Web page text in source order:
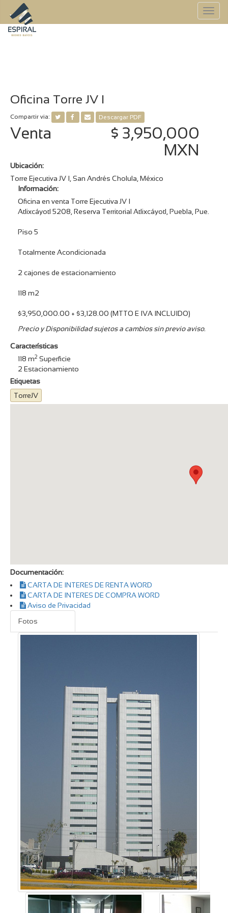
Oficina Torre JV I
Compartir via: Descargar PDF
Venta
$ 3,950,000
MXN
Ubicación:
Torre Ejecutiva JV I, San Andrés Cholula, México
Información:
Oficina en venta Torre Ejecutiva JV I
Atlixcáyotl 5208, Reserva Territorial Atlixcáyotl, Puebla, Pue.
Piso 5
Totalmente Acondicionada
2 cajones de estacionamiento
118 m2
$3,950,000.00 + $3,128.00 (MTTO E IVA INCLUIDO)
Precio y Disponibilidad sujetos a cambios sin previo aviso.
Características
118 m2 Superficie
2 Estacionamiento
Etiquetas
TorreJV
Documentación:
CARTA DE INTERES DE RENTA WORD
CARTA DE INTERES DE COMPRA WORD
Aviso de Privacidad
Fotos